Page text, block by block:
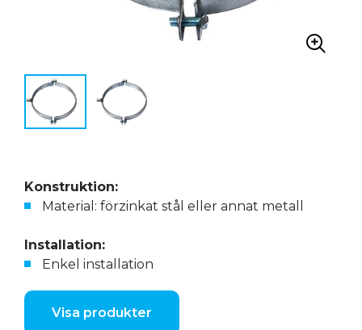
Konstruktion:
Material: förzinkat stål eller annat metall
Installation:
Enkel installation
Visa produkter